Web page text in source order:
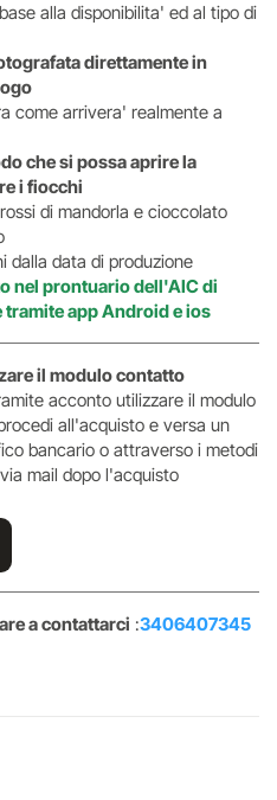
alla disponibilita' ed al tipo di
direttamente in
come arrivera' realmente a
che si possa aprire la
i fiocchi
di mandorla e cioccolato
dalla data di produzione
nel prontuario dell'AIC di
app Android e ios
il modulo contatto
acconto utilizzare il modulo
all'acquisto e versa un
bancario o attraverso i metodi
mail dopo l'acquisto
a contattarci :3406407345